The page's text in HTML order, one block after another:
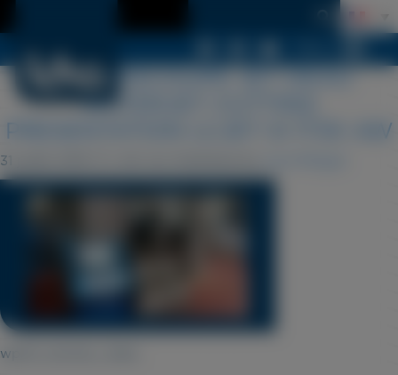
LDSA DECOUPE JET DEAU
WATERJET CUTTING
PRESENTATION LCJET III 1T3X AW
31 juillet 2019 17 h 40 min
wpmf_remote_video